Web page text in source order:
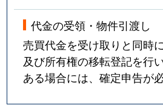
代金の受領・物件引渡し
売買代金を受け取りと同時
及び所有権の移転登記を行
ある場合には、確定申告が